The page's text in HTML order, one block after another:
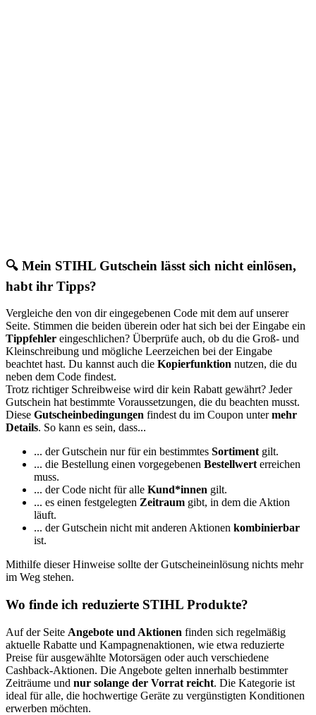
🔍 Mein STIHL Gutschein lässt sich nicht einlösen,
habt ihr Tipps?
Vergleiche den von dir eingegebenen Code mit dem auf unserer
Seite. Stimmen die beiden überein oder hat sich bei der Eingabe ein
Tippfehler eingeschlichen? Überprüfe auch, ob du die Groß- und
Kleinschreibung und mögliche Leerzeichen bei der Eingabe
beachtet hast. Du kannst auch die Kopierfunktion nutzen, die du
neben dem Code findest.
Trotz richtiger Schreibweise wird dir kein Rabatt gewährt? Jeder
Gutschein hat bestimmte Voraussetzungen, die du beachten musst.
Diese Gutscheinbedingungen findest du im Coupon untermehr
Details. So kann es sein, dass...
... der Gutschein nur für ein bestimmtes Sortimentgilt.
... die Bestellung einen vorgegebenen Bestellwerterreichen
muss.
... der Code nicht für alle Kund*innen gilt.
... es einen festgelegten Zeitraum gibt, in dem die Aktion
läuft.
... der Gutschein nicht mit anderen Aktionen kombinierbar
ist.
Mithilfe dieser Hinweise sollte der Gutscheineinlösung nichts mehr
im Weg stehen.
Wo finde ich reduzierte STIHL Produkte?
Auf der Seite Angebote und Aktionen finden sich regelmäßig
aktuelle Rabatte und Kampagnenaktionen, wie etwa reduzierte
Preise für ausgewählte Motorsägen oder auch verschiedene
Cashback-Aktionen. Die Angebote gelten innerhalb bestimmter
Zeiträume und nur solange der Vorrat reicht. Die Kategorie ist
ideal für alle, die hochwertige Geräte zu vergünstigten Konditionen
erwerben möchten.